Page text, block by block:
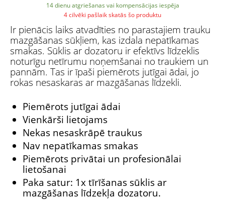
14 dienu atgriešanas vai kompensācijas iespēja
4 cilvēki pašlaik skatās šo produktu
Ir pienācis laiks atvadīties no parastajiem trauku
mazgāšanas sūkļiem, kas izdala nepatīkamas
smakas. Sūklis ar dozatoru ir efektīvs līdzeklis
noturīgu netīrumu noņemšanai no traukiem un
pannām. Tas ir īpaši piemērots jutīgai ādai, jo
rokas nesaskaras ar mazgāšanas līdzekli.
Piemērots jutīgai ādai
Vienkārši lietojams
Nekas nesaskrāpē traukus
Nav nepatīkamas smakas
Piemērots privātai un profesionālai
lietošanai
Paka satur: 1x tīrīšanas sūklis ar
mazgāšanas līdzekļa dozatoru.